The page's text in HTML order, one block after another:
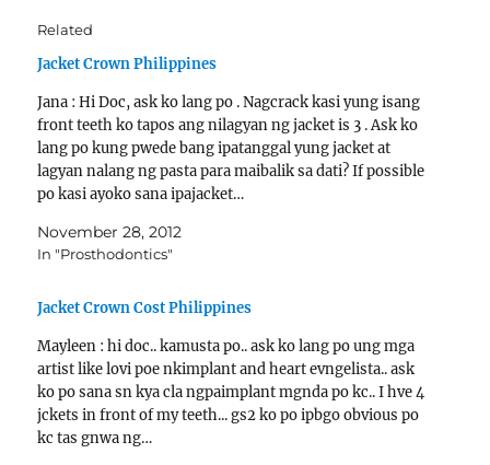
Related
Jacket Crown Philippines
Jana : Hi Doc, ask ko lang po . Nagcrack kasi yung isang
front teeth ko tapos ang nilagyan ng jacket is 3 . Ask ko
lang po kung pwede bang ipatanggal yung jacket at
lagyan nalang ng pasta para maibalik sa dati? If possible
po kasi ayoko sana ipajacket…
November 28, 2012
In "Prosthodontics"
Jacket Crown Cost Philippines
Mayleen : hi doc.. kamusta po.. ask ko lang po ung mga
artist like lovi poe nkimplant and heart evngelista.. ask
ko po sana sn kya cla ngpaimplant mgnda po kc.. I hve 4
jckets in front of my teeth... gs2 ko po ipbgo obvious po
kc tas gnwa ng…